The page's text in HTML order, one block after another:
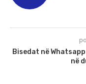
Bisedat në
në